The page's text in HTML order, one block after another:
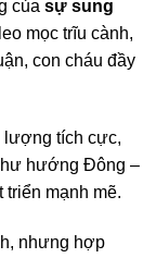
của sự sung
mọc trĩu cành,
con cháu đầy
lượng tích cực,
hướng Đông –
triển mạnh mẽ.
nhưng hợp